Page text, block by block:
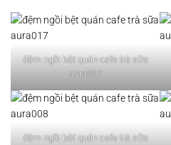
đệm ngồi bệt quán cafe trà sữa
aura017
đệm ngồi bệt quán cafe trà sữa